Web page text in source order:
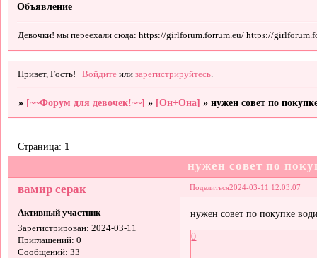
Объявление
Девочки! мы переехали сюда: https://girlforum.forrum.eu/ https://
Привет, Гость! Войдите илизарегистрируйтесь
» [~~Форум для девочек!~~] » [Он+Она] »нужен совет по
нужен совет по
Страница: 1
Поделиться2024-03-11 12:03:07
вамир серак
Активный участник
Зарегистрирован: 2024-03-11
Приглашений: 0
Сообщений: 33
нужен совет по покупке
0